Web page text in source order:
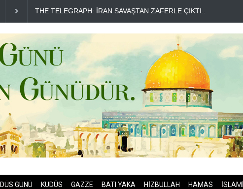
MOSSAD'DA İRAN DEPREMİ.. PEZEŞKİYAN'DAN HALİL EL
GÜNÜ KUDÜS GAZZE BATI YAKA HİZBULLAH HAMAS